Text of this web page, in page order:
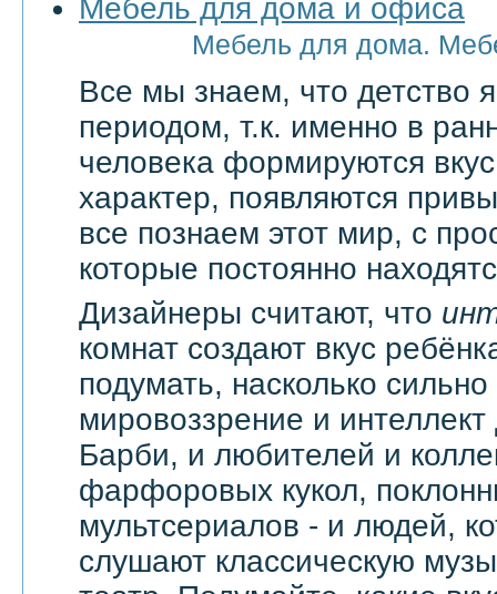
Мебель для дома и офиса
Мебель для дома.
Все мы знаем, что детство
периодом, т.к. именно в
человека формируются
характер, появляются
все познаем этот мир, с
которые постоянно
Дизайнеры считают, что
комнат создают вкус
подумать, насколько сильно
мировоззрение и
Барби, и любителей и
фарфоровых кукол,
мультсериалов - и людей,
слушают классическую